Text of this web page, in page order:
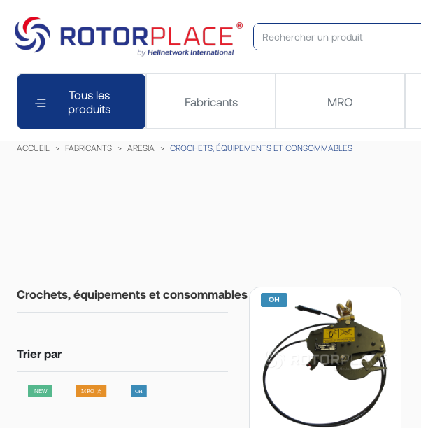
Tous les
produits
Fabricants MRO
ACCUEIL FABRICANTS ARESIA CROCHETS, ÉQUIPEMENTS ET CONSOMMABLES
Crochets, équipements et consommables
Trier par